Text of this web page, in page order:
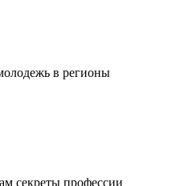
в регионы
секреты профессии